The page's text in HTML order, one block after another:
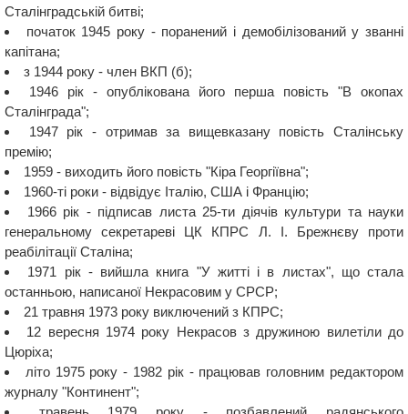
Сталінградській битві;
початок 1945 року - поранений і демобілізований у званні
капітана;
з 1944 року - член ВКП (б);
1946 рік - опублікована його перша повість "В окопах
Сталінграда";
1947 рік - отримав за вищевказану повість Сталінську
премію;
1959 - виходить його повість "Кіра Георгіївна";
1960-ті роки - відвідує Італію, США і Францію;
1966 рік - підписав листа 25-ти діячів культури та науки
генеральному секретареві ЦК КПРС Л. І. Брежнєву проти
реабілітації Сталіна;
1971 рік - вийшла книга "У житті і в листах", що стала
останньою, написаної Некрасовим у СРСР;
21 травня 1973 року виключений з КПРС;
12 вересня 1974 року Некрасов з дружиною вилетіли до
Цюріха;
літо 1975 року - 1982 рік - працював головним редактором
журналу "Континент";